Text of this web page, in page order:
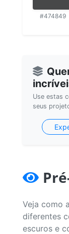
#474849
Use estas
seus
Veja como
diferentes
escuros e